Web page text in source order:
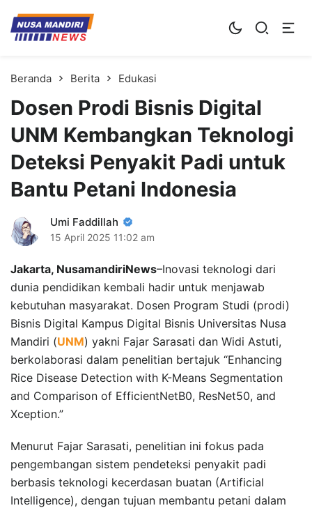
Kampus Digital Bisnis
Universitas Nusa Mandiri
Beranda Berita Edukasi
Dosen Prodi Bisnis Digital
UNM Kembangkan Teknologi
Deteksi Penyakit Padi untuk
Bantu Petani Indonesia
Umi Faddillah
15 April 2025 11:02 am
Jakarta, NusamandiriNews–Inovasi teknologi dari
dunia pendidikan kembali hadir untuk menjawab
kebutuhan masyarakat. Dosen Program Studi (prodi)
Bisnis Digital Kampus Digital Bisnis Universitas Nusa
Mandiri (UNM) yakni Fajar Sarasati dan Widi Astuti,
berkolaborasi dalam penelitian bertajuk “Enhancing
Rice Disease Detection with K-Means Segmentation
and Comparison of EfficientNetB0, ResNet50, and
Xception.”
Menurut Fajar Sarasati, penelitian ini fokus pada
pengembangan sistem pendeteksi penyakit padi
berbasis teknologi kecerdasan buatan (Artificial
Intelligence), dengan tujuan membantu petani dalam